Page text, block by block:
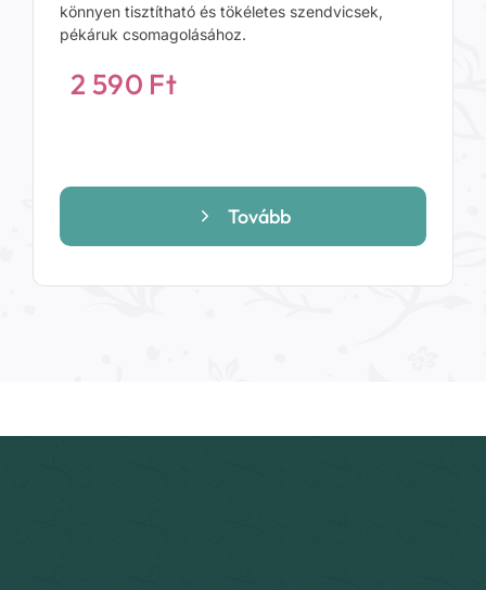
könnyen tisztítható és tökéletes szendvicsek,
pékáruk csomagolásához.
2 590 Ft
Tovább